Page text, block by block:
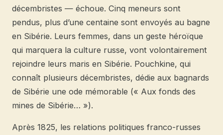
décembristes — échoue. Cinq meneurs sont
pendus, plus d’une centaine sont envoyés au bagne
en Sibérie. Leurs femmes, dans un geste héroïque
qui marquera la culture russe, vont volontairement
rejoindre leurs maris en Sibérie. Pouchkine, qui
connaît plusieurs décembristes, dédie aux bagnards
de Sibérie une ode mémorable (« Aux fonds des
mines de Sibérie… »).
Après 1825, les relations politiques franco-russes